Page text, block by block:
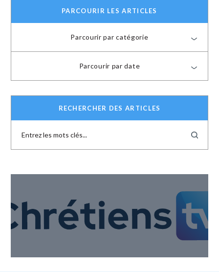
PARCOURIR LES ARTICLES
Parcourir par catégorie
Parcourir par date
RECHERCHER DES ARTICLES